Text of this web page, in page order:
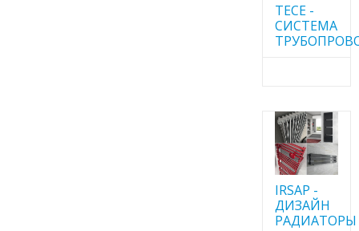
TECE -
CИСТЕМА
IRSAP -
ДИЗАЙН
РАДИАТОРЫ